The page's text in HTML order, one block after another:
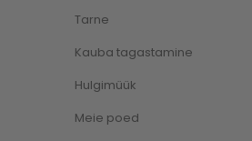
Tarne
Kauba tagastamine
Hulgimüük
Meie poed